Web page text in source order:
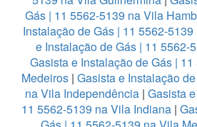
Gás | 11 5562-5139 na Vila
Instalação de Gás | 11 5562-
e Instalação de Gás | 11 5562-
Gasista e Instalação de Gás |
Medeiros | Gasista e Instalação
na Vila Independência| Gasista
11 5562-5139 na Vila Indiana |